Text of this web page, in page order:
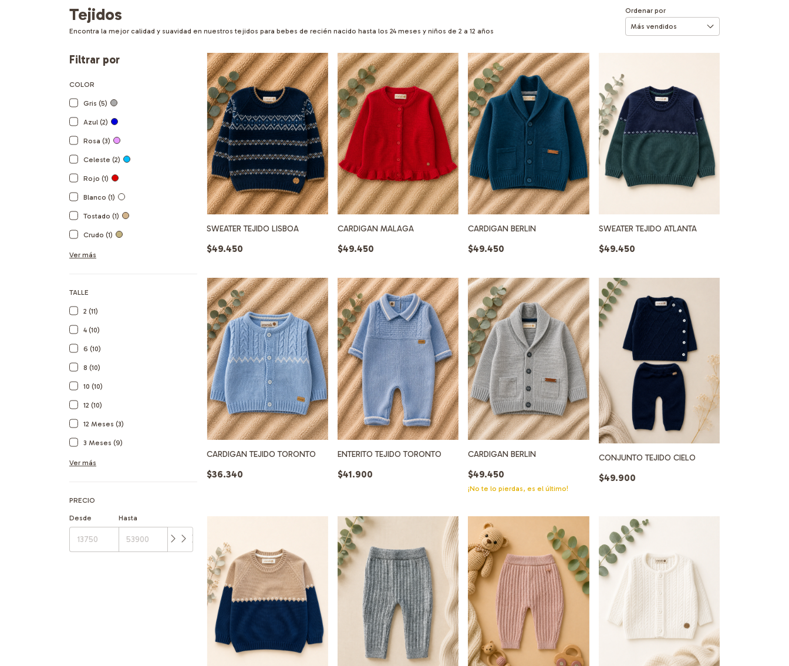
Tejidos
Encontra la mejor calidad y suavidad en nuestros tejidos para bebes de recién nacido hasta los 24 meses y niños de 2 a 12 años
Ordenar por
Filtrar por
COLOR
Gris (5)
Azul (2)
Rosa (3)
Celeste (2)
Rojo (1)
Blanco (1)
Tostado (1)
Crudo (1)
Ver más
TALLE
2 (11)
4 (10)
6 (10)
8 (10)
10 (10)
12 (10)
12 Meses (3)
3 Meses (9)
Ver más
PRECIO
Desde Hasta
SWEATER TEJIDO LISBOA
$49.450
CARDIGAN MALAGA
$49.450
CARDIGAN BERLIN
$49.450
SWEATER TEJIDO ATLANTA
$49.450
CARDIGAN TEJIDO TORONTO
$36.340
ENTERITO TEJIDO TORONTO
$41.900
CARDIGAN BERLIN
$49.450
¡No te lo pierdas, es el último!
CONJUNTO TEJIDO CIELO
$49.900